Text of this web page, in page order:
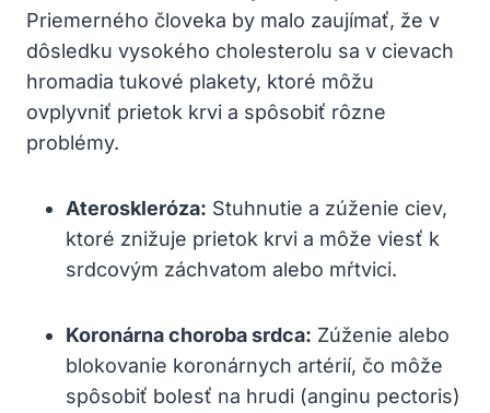
Priemerného človeka ‍by malo‍ zaujímať, že v
dôsledku vysokého cholesterolu sa v cievach
hromadia tukové plakety, ⁤ktoré môžu ​
ovplyvniť prietok krvi⁤ a spôsobiť rôzne
problémy.
Ateroskleróza: Stuhnutie a⁤ zúženie ciev,
ktoré znižuje ⁣prietok krvi a môže ‍viesť k
srdcovým záchvatom‍ alebo mŕtvici.
Koronárna choroba srdca: Zúženie alebo
blokovanie koronárnych artérií, čo môže⁤
spôsobiť bolesť⁣ na ​hrudi (anginu‍ pectoris)